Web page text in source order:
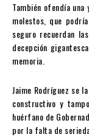
También ofendía
molestos, que
seguro recuerdan
decepción
memoria.
Jaime Rodríguez se
constructivo y
huérfano de
por la falta de